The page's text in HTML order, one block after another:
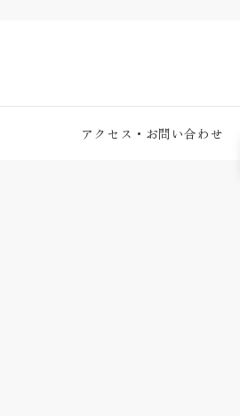
アクセス・お問い合わせ